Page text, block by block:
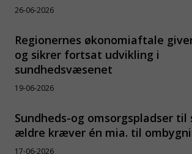
26-06-2026
Regionernes økonomiaftale
og sikrer fortsat udvikling i
sundhedsvæsenet
19-06-2026
Sundheds-og omsorgspladser til
ældre kræver én mia. til
17-06-2026